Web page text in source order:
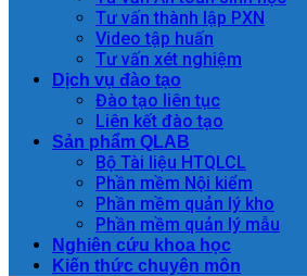
Tư vấn thành lập PXN
Video tập huấn
Tư vấn xét nghiệm
Dịch vụ đào tạo
Đào tạo liên tục
Liên kết đào tạo
Sản phẩm QLAB
Bộ Tài liệu HTQLCL
Phần mềm Nội kiểm
Phần mềm quản lý kho
Phần mềm quản lý mẫu
Nghiên cứu khoa học
Kiến thức chuyên môn